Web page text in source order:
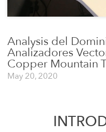
Analysis del
Analizadores
Copper Mountain
May 20, 2020